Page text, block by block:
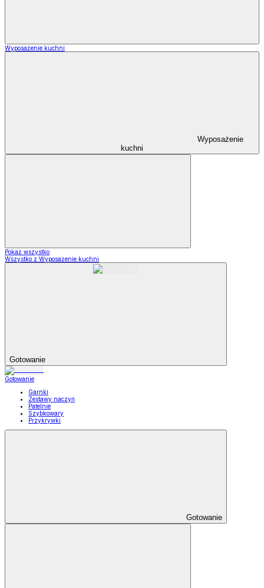
Wyposażenie kuchni
Wyposażenie
kuchni
Pokaż wszystko
Wszystko z Wyposażenie kuchni
Gotowanie
Gotowanie
Garnki
Zestawy naczyń
Patelnie
Szybkowary
Przykrywki
Gotowanie